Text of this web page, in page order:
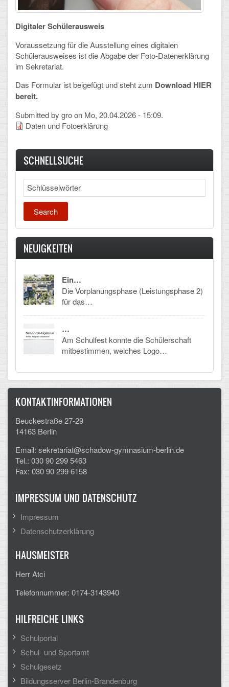
SCHULLEBEN
Kollegium
Schulleitung
Schülervertretung
Schulsozialarbeit
Berufsorientierung
Arbeitsgemeinschaften
Klima-Projekt
Elternchor
Förderverein
Schulzeitung: Der Gottfried
FÄCHER
Ethik, Philosophie und Religion
Mathematik, Informatik und Naturwissenschaften
Sport
ORGANISATION
Abitur
Freistellung/Entschuldigung
Kurswahl 10. Kl.
Umwahl 11. Kl.
mPA
Wahlfächer
TERMINE
Digitaler Schülerausweis
Voraussetzung für die Ausstellung eines digitalen
Schülerausweises ist die Abgabe der Foto-Datenerklärung
im Sekretariat.
Das Formular ist beigefügt und steht zum Download HIER
bereit.
Submitted by groon Mo, 20.04.2026 - 15:09.
Daten und Fotoerklärung
SCHNELLSUCHE
Search
NEUIGKEITEN
Ein…
Die Vorplanungsphase (Leistungsphase 2)
für das…
…
Am Schulfest konnte die Schülerschaft
mitbestimmen, welches Logo…
KONTAKTINFORMATIONEN
Beuckestraße 27-29
14163 Berlin
Email: sekretariat@schadow-gymnasium-berlin.de
Tel.: 030 90 299 5463
Fax: 030 90 299 6158
IMPRESSUM UND DATENSCHUTZ
Impressum
Datenschutzerklärung
HAUSMEISTER
Herr Atci
Telefonnummer: 0174-3143940
HILFREICHE LINKS
Schulportal
Schul- und Sportamt
Schulgesetz
Bildungsserver Berlin-Brandenburg